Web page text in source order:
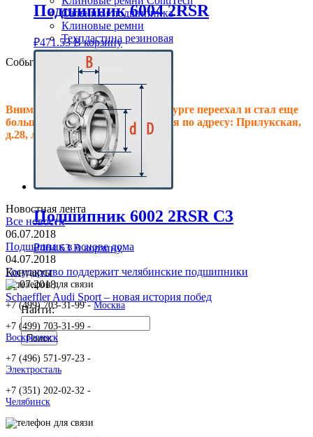
Сальники подшипника
Клиновые ремни
Техпластина резиновая
События
Внимание! Офис в Санкт-Петербурге переехал и стал еще
больше, теперь мы располагаемся по адресу: Прилукская,
д.28, литер.А! Ждем Вас в гости!
Новостная лента
Все новости
06.07.2018
Подшипник в основе дома
04.07.2018
Государство поддержит челябинские подшипники
02.07.2018
Schaeffler Audi Sport – новая история побед
Найти:
Подшипник 6004 2RSR
₽471.53 В корзину
Подшипник 6002 2RSR C3
₽404.63 В корзину
Контакты
+7 (499) 703-31-99 -Москва
+7 (499) 703-31-99 -
Воскресенск
+7 (496) 571-97-23 -
Электросталь
+7 (351) 202-02-32 -
Челябинск